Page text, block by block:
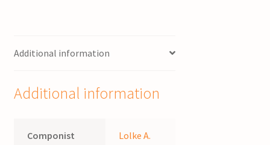
L.A.
P.J.
Additional information
Additional information
Componist
Lolke A.